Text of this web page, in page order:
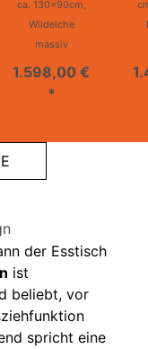
ca. 130x90cm,
Wildeiche
massiv
1.598,00 €
*
der Esstisch
ist
beliebt, vor
spricht eine